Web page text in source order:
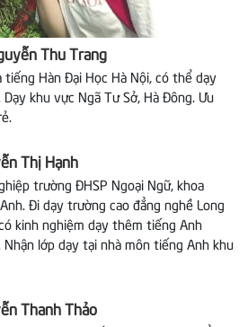
Thu Trang
tiếng Hàn Đại Học Hà Nội, có thể dạy
Dạy khu vực Ngã Tư Sở, Hà Đông. Ưu
Thị Hạnh
trường ĐHSP Ngoại Ngữ, khoa
Đi dạy trường cao đẳng nghề Long
kinh nghiệm dạy thêm tiếng Anh
Nhận lớp dạy tại nhà môn tiếng Anh khu
Thanh Thảo